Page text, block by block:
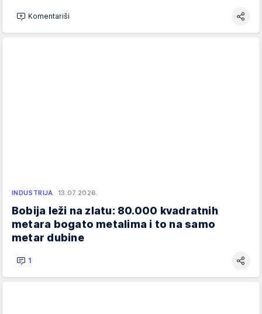
Komentariši
INDUSTRIJA 13.07.2026.
Bobija leži na zlatu: 80.000 kvadratnih
metara bogato metalima i to na samo
metar dubine
1